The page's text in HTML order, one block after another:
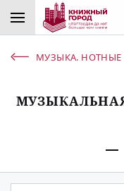
МУЗЫКА. НОТНЫЕ